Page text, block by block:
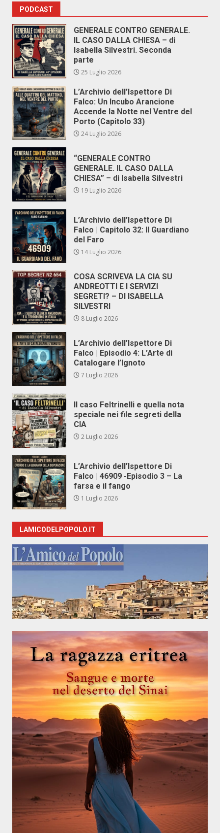
PODCAST
GENERALE CONTRO GENERALE.
IL CASO DALLA CHIESA – di
Isabella Silvestri. Seconda
parte
25 Luglio 2026
L’Archivio dell’Ispettore Di
Falco: Un Incubo Arancione
Accende la Notte nel Ventre del
Porto (Capitolo 33)
24 Luglio 2026
“GENERALE CONTRO
GENERALE. IL CASO DALLA
CHIESA” – di Isabella Silvestri
19 Luglio 2026
L’Archivio dell’Ispettore Di
Falco | Capitolo 32: Il Guardiano
del Faro
14 Luglio 2026
COSA SCRIVEVA LA CIA SU
ANDREOTTI E I SERVIZI
SEGRETI? – DI ISABELLA
SILVESTRI
8 Luglio 2026
L’Archivio dell’Ispettore Di
Falco | Episodio 4: L’Arte di
Catalogare l’Ignoto
7 Luglio 2026
Il caso Feltrinelli e quella nota
speciale nei file segreti della
CIA
2 Luglio 2026
L’Archivio dell’Ispettore Di
Falco | 46909 -Episodio 3 – La
farsa e il fango
1 Luglio 2026
LAMICODELPOPOLO.IT